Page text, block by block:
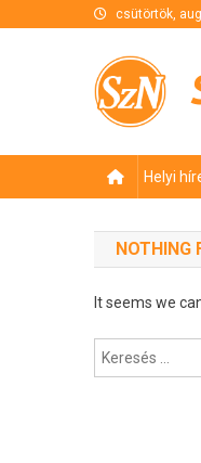
csütörtök,
Helyi
NOTHING
It seems we
Keresés: